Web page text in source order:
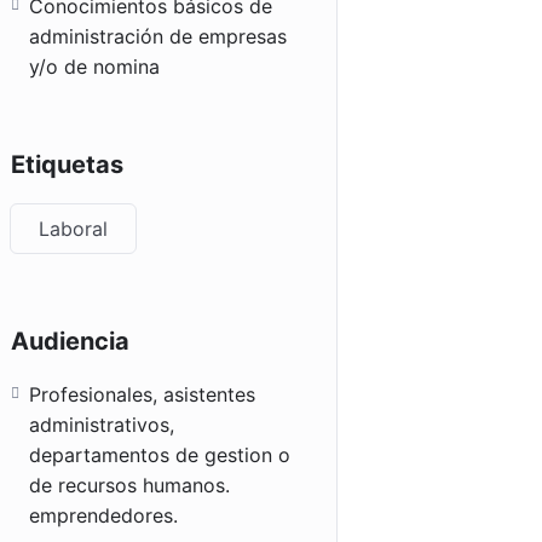
Conocimientos básicos de
administración de empresas
y/o de nomina
Etiquetas
Laboral
Audiencia
Profesionales, asistentes
administrativos,
departamentos de gestion o
de recursos humanos.
emprendedores.